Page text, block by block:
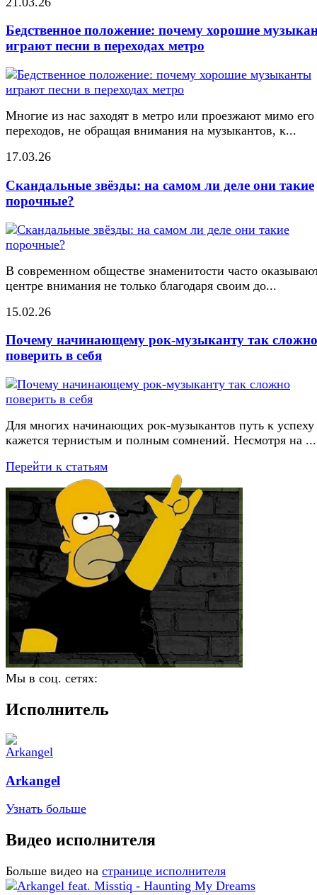
Бедственное положение: почему хорошие
играют песни в переходах метро
Многие из нас заходят в метро или проезжают мимо его
переходов, не обращая внимания на музыкантов, к...
17.03.26
Скандальные звёзды: на самом ли деле они такие
порочные?
В современном обществе знаменитости часто
центре внимания не только благодаря своим до...
15.02.26
Почему начинающему рок-музыканту так сложно
поверить в себя
Для многих начинающих рок-музыкантов путь к успеху
кажется тернистым и полным сомнений. Несмотря на ...
Перейти к статьям
Мы в соц. сетях:
Исполнитель
Arkangel
Узнать больше
Видео исполнителя
Больше видео на странице исполнителя